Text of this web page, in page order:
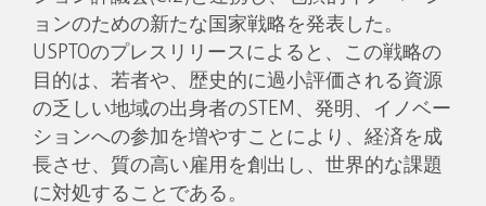
ョンのための新たな国家戦略を発表した。
USPTOのプレスリリースによると、この戦略の
目的は、若者や、歴史的に過小評価される資源
の乏しい地域の出身者のSTEM、発明、イノベー
ションへの参加を増やすことにより、経済を成
長させ、質の高い雇用を創出し、世界的な課題
に対処することである。